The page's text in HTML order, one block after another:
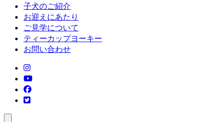
子犬のご紹介
お迎えにあたり
ご見学について
ティーカップヨーキー
お問い合わせ